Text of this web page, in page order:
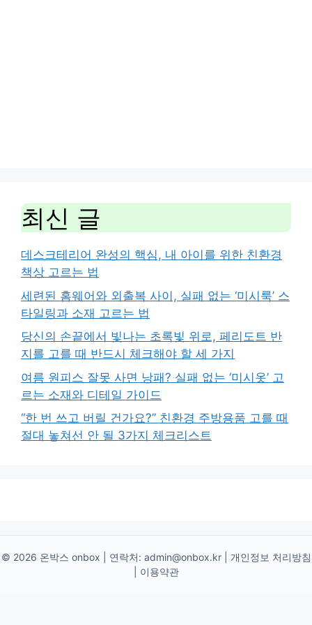
최신 글
데스크테리어 완성의 핵심, 내 아이를 위한 친환경
책상 고르는 법
세련된 홈웨어와 외출복 사이, 실패 없는 ‘미시룩’ 스
타일링과 소재 고르는 법
당신의 손끝에서 빛나는 초록빛 위로, 페리도트 반
지를 고를 때 반드시 체크해야 할 세 가지
여름 원피스 잘못 사면 낭패? 실패 없는 ‘미시옷’ 고
르는 소재와 디테일 가이드
“한 번 쓰고 버릴 건가요?” 친환경 주방용품 고를 때
절대 놓쳐선 안 될 3가지 체크리스트
© 2026 온박스 onbox | 연락처: admin@onbox.kr| 개인정보 처리방침
이용약관